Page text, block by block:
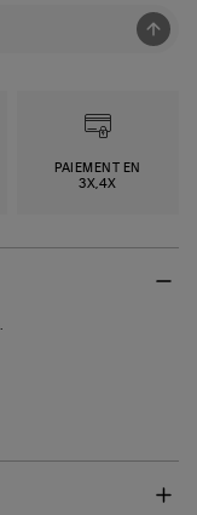
PAIEMENT EN
3X,4X